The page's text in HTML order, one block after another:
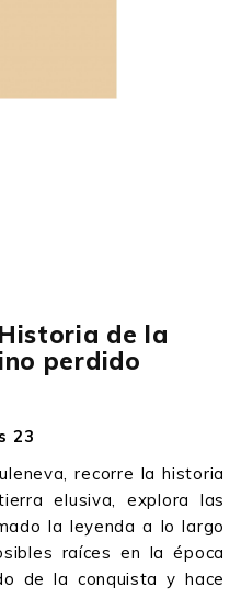
de la
perdido
23
recorre la historia
elusiva, explora las
la leyenda a lo largo
raíces en la época
de la conquista y hace